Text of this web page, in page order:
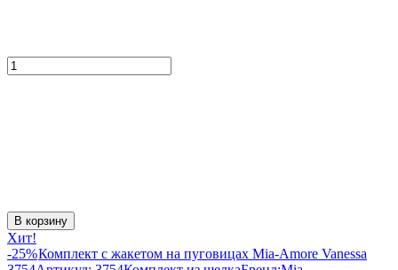
В корзину
Хит!
-25%Комплект с жакетом на пуговицах Mia-Amore Vanessa